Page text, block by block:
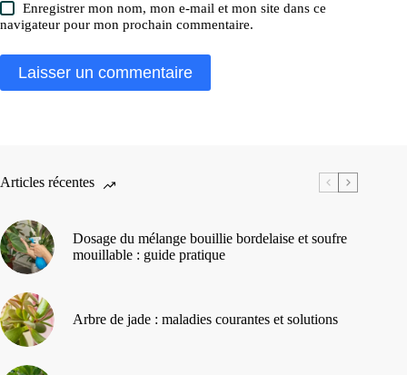
Enregistrer mon nom, mon e-mail et mon site dans ce
navigateur pour mon prochain commentaire.
Laisser un commentaire
Articles récentes
Dosage du mélange bouillie bordelaise et soufre
mouillable : guide pratique
Arbre de jade : maladies courantes et solutions